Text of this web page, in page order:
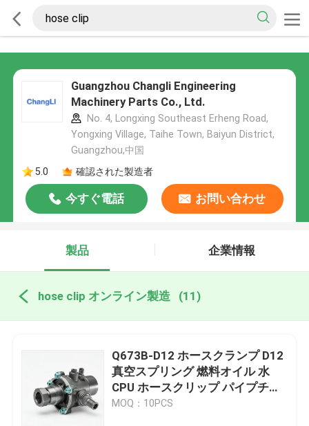
Guangzhou Changli Engineering
Machinery Parts Co., Ltd.
No. 4, Longxing Southeast Erheng Road,
Yongxing Village, Taihe Town, Baiyun District,
Guangzhou,中国
5.0
確認された製造者
今すぐ電話 お問い合わせ
製品 企業情報
hose clip オンライン製造 (11)
Q673B-D12 ホースクランプ D12
真空スプリング 燃料オイル 水
CPU ホースクリップ パイプチュ
ーブ
MOQ：10PCS